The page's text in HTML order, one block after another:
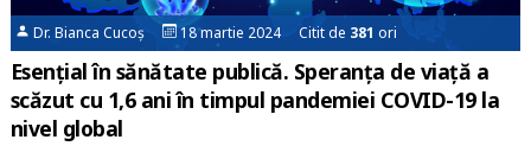
Dr. Bianca Cucoș 18 martie 2024 Citit de 381 ori
Esențial în sănătate publică. Speranța de viață a
scăzut cu 1,6 ani în timpul pandemiei COVID-19 la
nivel global